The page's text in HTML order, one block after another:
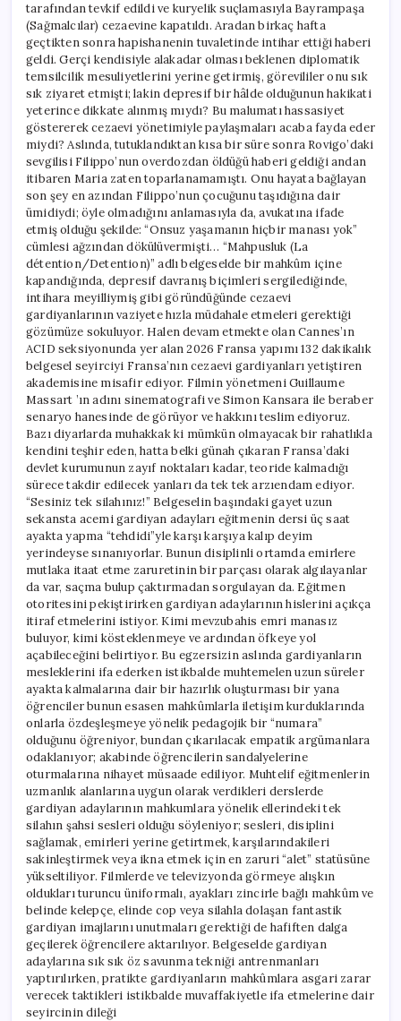
tarafından tevkif edildi ve kuryelik suçlamasıyla Bayrampaşa
(Sağmalcılar) cezaevine kapatıldı. Aradan birkaç hafta
geçtikten sonra hapishanenin tuvaletinde intihar ettiği haberi
geldi. Gerçi kendisiyle alakadar olması beklenen diplomatik
temsilcilik mesuliyetlerini yerine getirmiş, görevililer onu sık
sık ziyaret etmişti; lakin depresif bir hâlde olduğunun hakikati
yeterince dikkate alınmış mıydı? Bu malumatı hassasiyet
göstererek cezaevi yönetimiyle paylaşmaları acaba fayda eder
miydi? Aslında, tutuklandıktan kısa bir süre sonra Rovigo’daki
sevgilisi Filippo’nun overdozdan öldüğü haberi geldiği andan
itibaren Maria zaten toparlanamamıştı. Onu hayata bağlayan
son şey en azından Filippo’nun çocuğunu taşıdığına dair
ümidiydi; öyle olmadığını anlamasıyla da, avukatına ifade
etmiş olduğu şekilde: “Onsuz yaşamanın hiçbir manası yok”
cümlesi ağzından dökülüvermişti… “Mahpusluk (La
détention/Detention)” adlı belgeselde bir mahkûm içine
kapandığında, depresif davranış biçimleri sergilediğinde,
intihara meyilliymiş gibi göründüğünde cezaevi
gardiyanlarının vaziyete hızla müdahale etmeleri gerektiği
gözümüze sokuluyor. Halen devam etmekte olan Cannes’ın
ACID seksiyonunda yer alan 2026 Fransa yapımı 132 dakikalık
belgesel seyirciyi Fransa’nın cezaevi gardiyanları yetiştiren
akademisine misafir ediyor. Filmin yönetmeni Guillaume
Massart ’ın adını sinematografi ve Simon Kansara ile beraber
senaryo hanesinde de görüyor ve hakkını teslim ediyoruz.
Bazı diyarlarda muhakkak ki mümkün olmayacak bir rahatlıkla
kendini teşhir eden, hatta belki günah çıkaran Fransa’daki
devlet kurumunun zayıf noktaları kadar, teoride kalmadığı
sürece takdir edilecek yanları da tek tek arzıendam ediyor.
“Sesiniz tek silahınız!” Belgeselin başındaki gayet uzun
sekansta acemi gardiyan adayları eğitmenin dersi üç saat
ayakta yapma “tehdidi”yle karşı karşıya kalıp deyim
yerindeyse sınanıyorlar. Bunun disiplinli ortamda emirlere
mutlaka itaat etme zaruretinin bir parçası olarak algılayanlar
da var, saçma bulup çaktırmadan sorgulayan da. Eğitmen
otoritesini pekiştirirken gardiyan adaylarının hislerini açıkça
itiraf etmelerini istiyor. Kimi mevzubahis emri manasız
buluyor, kimi kösteklenmeye ve ardından öfkeye yol
açabileceğini belirtiyor. Bu egzersizin aslında gardiyanların
mesleklerini ifa ederken istikbalde muhtemelen uzun süreler
ayakta kalmalarına dair bir hazırlık oluşturması bir yana
öğrenciler bunun esasen mahkûmlarla iletişim kurduklarında
onlarla özdeşleşmeye yönelik pedagojik bir “numara”
olduğunu öğreniyor, bundan çıkarılacak empatik argümanlara
odaklanıyor; akabinde öğrencilerin sandalyelerine
oturmalarına nihayet müsaade ediliyor. Muhtelif eğitmenlerin
uzmanlık alanlarına uygun olarak verdikleri derslerde
gardiyan adaylarının mahkumlara yönelik ellerindeki tek
silahın şahsi sesleri olduğu söyleniyor; sesleri, disiplini
sağlamak, emirleri yerine getirtmek, karşılarındakileri
sakinleştirmek veya ikna etmek için en zaruri “alet” statüsüne
yükseltiliyor. Filmlerde ve televizyonda görmeye alışkın
oldukları turuncu üniformalı, ayakları zincirle bağlı mahkûm ve
belinde kelepçe, elinde cop veya silahla dolaşan fantastik
gardiyan imajlarını unutmaları gerektiği de hafiften dalga
geçilerek öğrencilere aktarılıyor. Belgeselde gardiyan
adaylarına sık sık öz savunma tekniği antrenmanları
yaptırılırken, pratikte gardiyanların mahkûmlara asgari zarar
verecek taktikleri istikbalde muvaffakiyetle ifa etmelerine dair
seyircinin dileği